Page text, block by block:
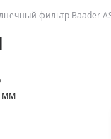
интерактивные
фильтр Baader
мм